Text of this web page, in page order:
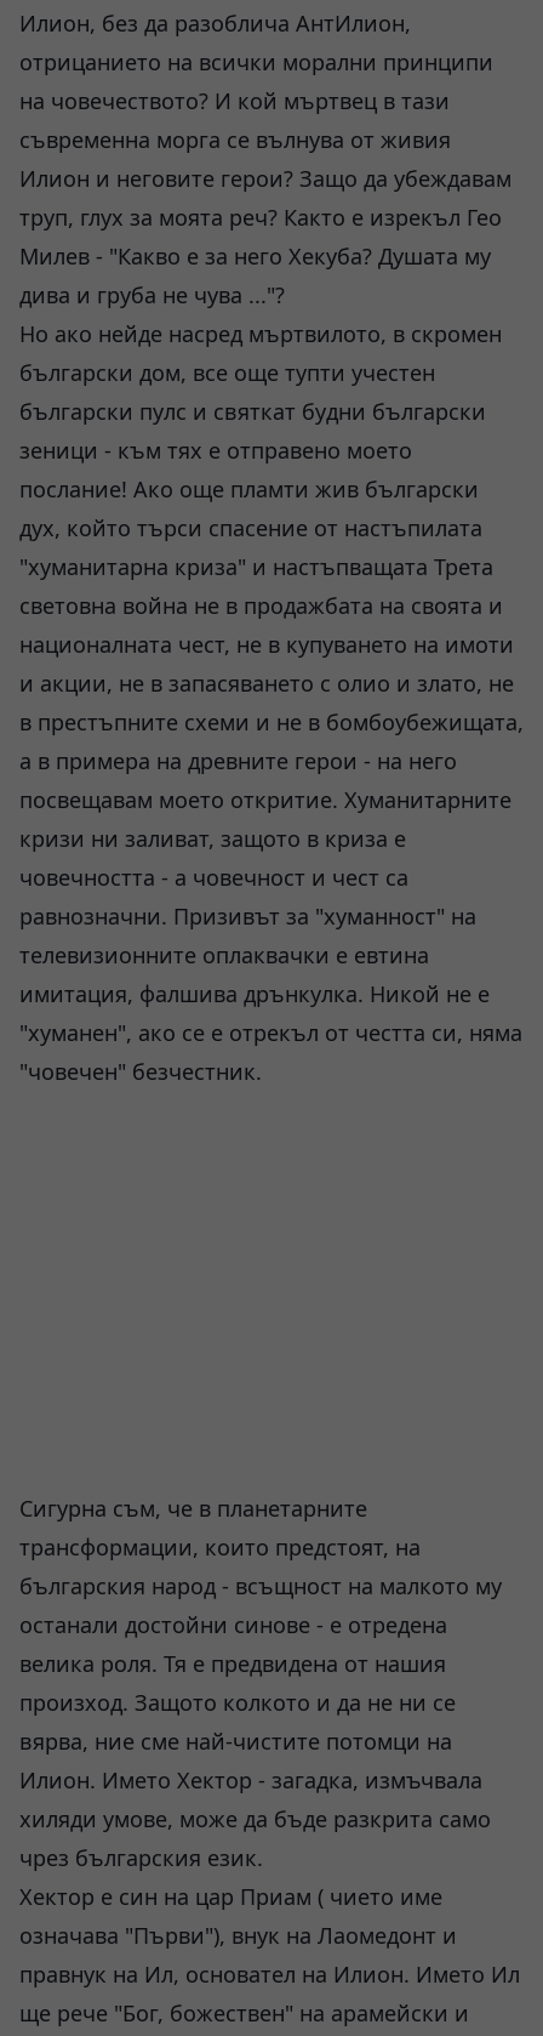
Илион, без да разоблича АнтИлион,
отрицанието на всички морални принципи
на човечеството? И кой мъртвец в тази
съвременна морга се вълнува от живия
Илион и неговите герои? Защо да убеждавам
труп, глух за моята реч? Както е изрекъл Гео
Милев - "Какво е за него Хекуба? Душата му
дива и груба не чува ..."?
Но ако нейде насред мъртвилото, в скромен
български дом, все още тупти учестен
български пулс и святкат будни български
зеници - към тях е отправено моето
послание! Ако още пламти жив български
дух, който търси спасение от настъпилата
"хуманитарна криза" и настъпващата Трета
световна война не в продажбата на своята и
националната чест, не в купуването на имоти
и акции, не в запасяването с олио и злато, не
в престъпните схеми и не в бомбоубежищата,
а в примера на древните герои - на него
посвещавам моето откритие. Хуманитарните
кризи ни заливат, защото в криза е
човечността - а човечност и чест са
равнозначни. Призивът за "хуманност" на
телевизионните оплаквачки е евтина
имитация, фалшива дрънкулка. Никой не е
"хуманен", ако се е отрекъл от честта си, няма
"човечен" безчестник.
Сигурна съм, че в планетарните
трансформации, които предстоят, на
българския народ - всъщност на малкото му
останали достойни синове - е отредена
велика роля. Тя е предвидена от нашия
произход. Защото колкото и да не ни се
вярва, ние сме най-чистите потомци на
Илион. Името Хектор - загадка, измъчвала
хиляди умове, може да бъде разкрита само
чрез българския език.
Хектор е син на цар Приам ( чието име
означава "Първи"), внук на Лаомедонт и
правнук на Ил, основател на Илион. Името Ил
ще рече "Бог, божествен" на арамейски и